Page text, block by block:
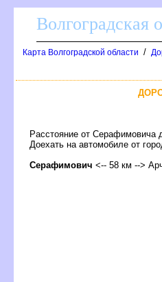
олгоградская
Карта Волгоградской области /
Расстояние от Серафимовича
Доехать на автомобиле от
Серафимович <-- 58 км -->